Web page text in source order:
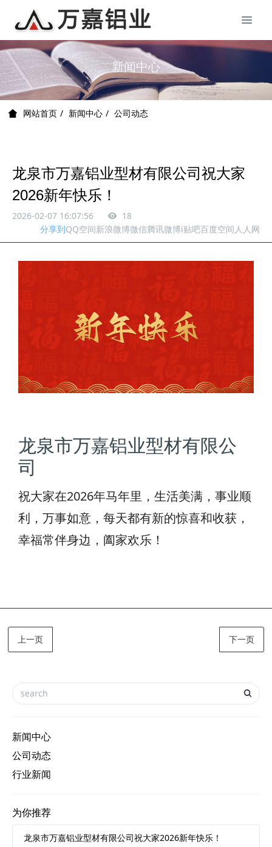
新闻中心
网站首页 新闻中心 公司动态
龙泉市万嘉铝业型材有限公司祝大家
2026新年快乐！
2026-02-07 16:07:56
18
分享到QQ空间新浪微博微信腾讯微博i贴吧百度空间人人网
龙泉市万嘉铝业型材有限公
司
祝大家在2026年马年里，生活美满，事业顺
利，万事如意，每天都有新的惊喜和收获，
幸福常伴身边，阖家欢乐！
上一页 下一页
新闻中心
公司动态
行业新闻
为你推荐
龙泉市万嘉铝业型材有限公司祝大家2026新年快乐！